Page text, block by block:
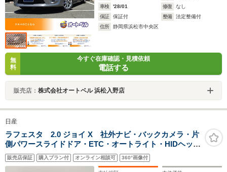
車検
'28/01 修復
なし
保証
保証付 整備
法定整備付
住所
静岡県浜松市中央区
無
料
今すぐ在庫確認・見積依頼
電話する
販売店： 株式会社オートベル 浜松入野店
日産
ラフェスタ 2.0 ジョイ X 社外ナビ・バックカメラ・片
側パワースライドドア・ETC・オートライト・HIDヘッド
ライト・ヘッドライトレベライザー・電動格納ミラー・
純正フロアマット・純正ドアバイザー・スマートキー・
販売店保証 購入プラン付 オンライン相談可 360°画像付